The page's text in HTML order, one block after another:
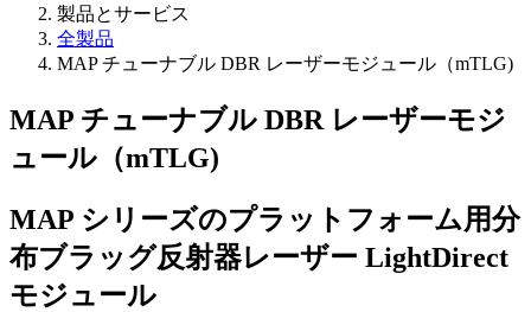
製品とサービス
全製品
MAP チューナブル DBR レーザーモジュール（mTLG)
MAP チューナブル DBR レーザーモジ
ュール（mTLG)
MAP シリーズのプラットフォーム用分
布ブラッグ反射器レーザー LightDirect
モジュール